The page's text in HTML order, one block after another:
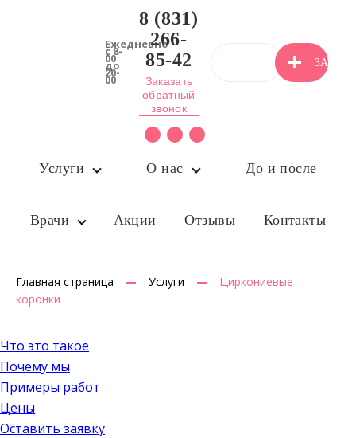
Ежедневно
с 8-
00
до
20-
00
8 (831)
266-
85-42
Заказать
обратный
звонок
Услуги О нас До и после
Врачи Акции Отзывы Контакты
Главная страница Услуги
Циркониевые
коронки
Что это такое
Почему мы
Примеры работ
Цены
Оставить заявку